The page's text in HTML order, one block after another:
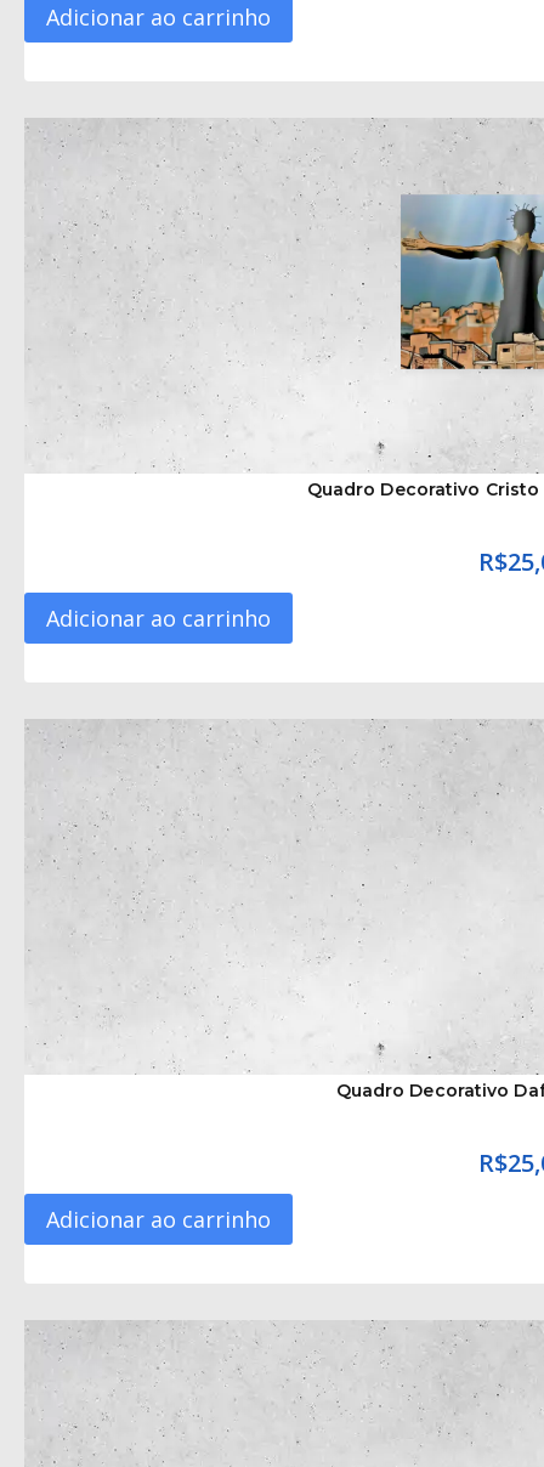
Adicionar ao carrinho
Quadro Decorativo
R$
Adicionar ao carrinho
Quadro Decorativo
R$
Adicionar ao carrinho